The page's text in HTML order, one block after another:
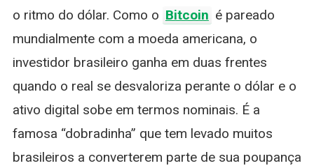
o ritmo do dólar. Como o Bitcoin é pareado
mundialmente com a moeda americana, o
investidor brasileiro ganha em duas frentes
quando o real se desvaloriza perante o dólar e o
ativo digital sobe em termos nominais. É a
famosa “dobradinha” que tem levado muitos
brasileiros a converterem parte de sua poupança